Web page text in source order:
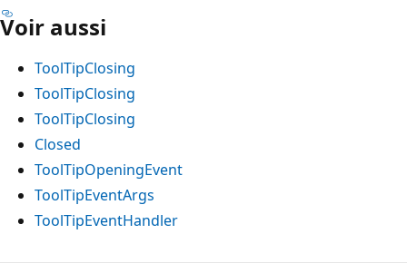
Voir aussi
ToolTipClosing
ToolTipClosing
ToolTipClosing
Closed
ToolTipOpeningEvent
ToolTipEventArgs
ToolTipEventHandler
Mode